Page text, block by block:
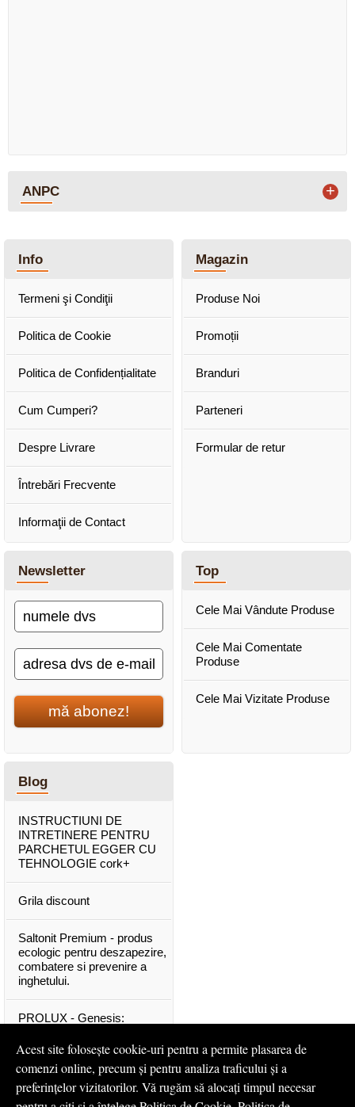
ANPC +
Info
Termeni şi Condiţii
Politica de Cookie
Politica de Confidențialitate
Cum Cumperi?
Despre Livrare
Întrebări Frecvente
Informaţii de Contact
Magazin
Produse Noi
Promoții
Branduri
Parteneri
Formular de retur
Newsletter
mă abonez!
Top
Cele Mai Vândute Produse
Cele Mai Comentate
Produse
Cele Mai Vizitate Produse
Blog
INSTRUCTIUNI DE
INTRETINERE PENTRU
PARCHETUL EGGER CU
TEHNOLOGIE cork+
Grila discount
Saltonit Premium - produs
ecologic pentru deszapezire,
combatere si prevenire a
inghetului.
PROLUX - Genesis:
calitate superioara
Mascota PROLUX Genesis
Acest site folosește cookie-uri pentru a permite plasarea de
comenzi online, precum și pentru analiza traficului și a
preferințelor vizitatorilor. Vă rugăm să alocați timpul necesar